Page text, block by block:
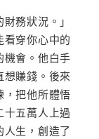
務狀況。」
穿你心中的
機會。他白手
賺錢。後來
，把他所體悟
五萬人上過
生，創造了